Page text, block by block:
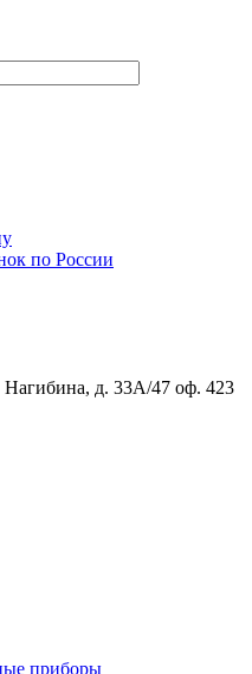
по России
д. 33А/47 оф. 423